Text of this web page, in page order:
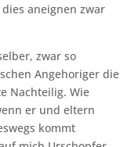
aneignen zwar
zwar so
Angehoriger die
Nachteilig. Wie
er und eltern
kommt